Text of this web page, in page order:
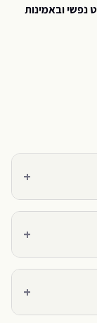
נפשי ובאמינות
+
+
+